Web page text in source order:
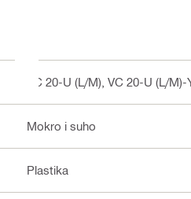
VC 20-U (L/M), VC 20-U (L/M)-
Mokro i suho
Plastika